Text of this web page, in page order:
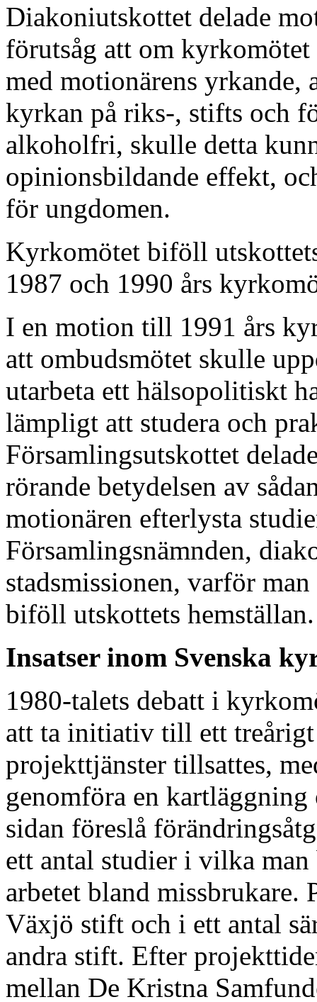
Diakoniutskottet delade
förutsåg att om
med motionärens yrkande,
kyrkan på riks-, stifts och
alkoholfri, skulle detta
opinionsbildande effekt,
för ungdomen.
Kyrkomötet biföll
1987 och 1990 års
I en motion till 1991 års
att ombudsmötet skulle
utarbeta ett hälsopolitiskt
lämpligt att studera och
Församlingsutskottet
rörande betydelsen av
motionären efterlysta
Församlingsnämnden,
stadsmissionen, varför
biföll utskottets hemställan.
Insatser inom Svenska
1980-talets debatt i
att ta initiativ till ett
projekttjänster tillsattes,
genomföra en kartläggning
sidan föreslå
ett antal studier i vilka man
arbetet bland missbrukare.
Växjö stift och i ett antal
andra stift. Efter
mellan De Kristna